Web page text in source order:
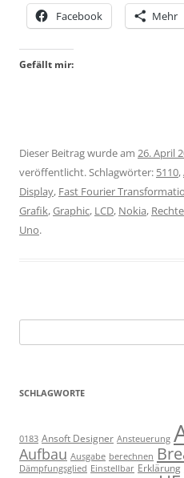
Facebook Mehr
Gefällt mir:
Dieser Beitrag wurde am 26. April
veröffentlicht. Schlagwörter: 5110,
Display, Fast Fourier
Grafik,Graphic, LCD, Nokia,
Uno.
nach:
SCHLAGWORTE
0183 Ansoft Designer Ansteuerung
Aufbau Ausgabe berechnen
Dämpfungsglied Einstellbar Erklärung